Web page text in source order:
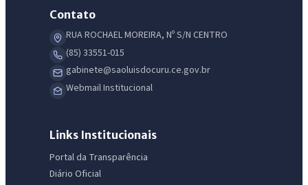
Contato
RUA ROCHAEL MOREIRA, Nº S/N CENTRO
(85) 33551-015
gabinete@saoluisdocuru.ce.gov.br
Webmail Institucional
Links Institucionais
Portal da Transparência
Diário Oficial